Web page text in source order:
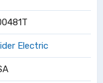
Electric